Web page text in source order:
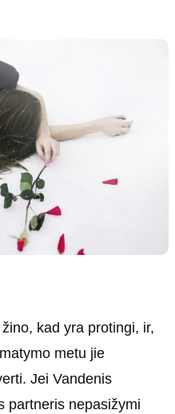
kad yra protingi, ir,
metu jie
Jei Vandenis
partneris nepasižymi